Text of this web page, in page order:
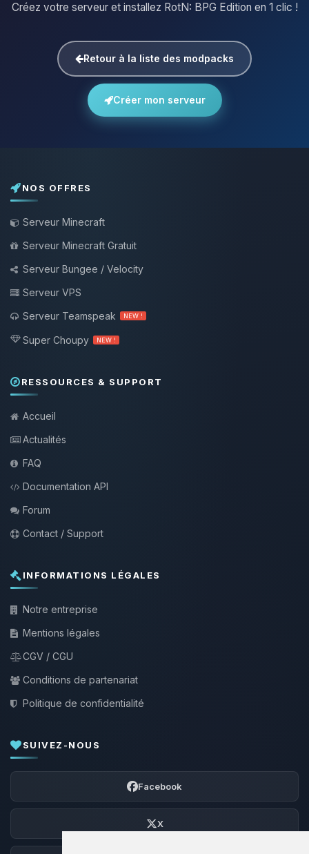
Créez votre serveur et installez RotN: BPG Edition en 1 clic !
Retour à la liste des modpacks
Créer mon serveur
NOS OFFRES
Serveur Minecraft
Serveur Minecraft Gratuit
Serveur Bungee / Velocity
Serveur VPS
Serveur Teamspeak
NEW !
Super Choupy NEW !
RESSOURCES & SUPPORT
Accueil
Actualités
FAQ
Documentation API
Forum
Contact / Support
INFORMATIONS LÉGALES
Notre entreprise
Mentions légales
CGV / CGU
Conditions de partenariat
Politique de confidentialité
SUIVEZ-NOUS
Facebook
X